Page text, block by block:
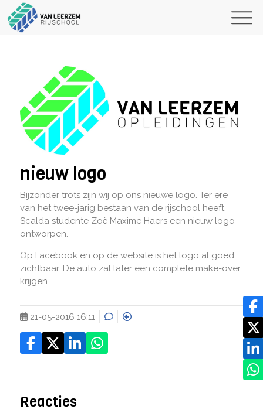
nieuw logo
Bijzonder trots zijn wij op ons nieuwe logo. Ter ere
van het twee-jarig bestaan van de rijschool heeft
Scalda studente Zoë Maxime Haers een nieuw logo
ontworpen.
Op Facebook en op de website is het logo al goed
zichtbaar. De auto zal later een complete make-over
krijgen.
21-05-2016 16:11
Reacties